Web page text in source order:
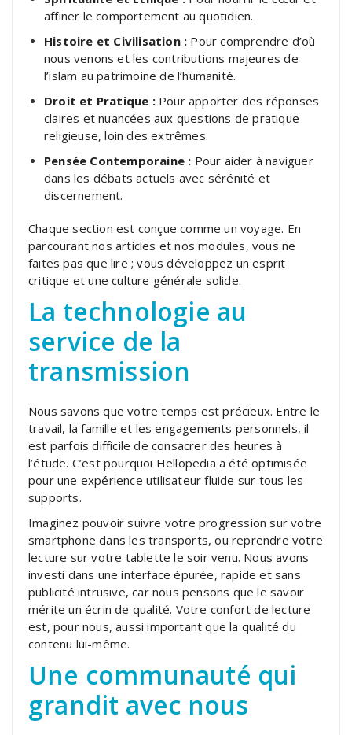
affiner le comportement au quotidien.
Histoire et Civilisation : Pour comprendre d’où
nous venons et les contributions majeures de
l’islam au patrimoine de l’humanité.
Droit et Pratique :Pour apporter des réponses
claires et nuancées aux questions de pratique
religieuse, loin des extrêmes.
Pensée Contemporaine : Pour aider à naviguer
dans les débats actuels avec sérénité et
discernement.
Chaque section est conçue comme un voyage. En
parcourant nos articles et nos modules, vous ne
faites pas que lire ; vous développez un esprit
critique et une culture générale solide.
La technologie au
service de la
transmission
Nous savons que votre temps est précieux. Entre le
travail, la famille et les engagements personnels, il
est parfois difficile de consacrer des heures à
l’étude. C’est pourquoi Hellopedia a été optimisée
pour une expérience utilisateur fluide sur tous les
supports.
Imaginez pouvoir suivre votre progression sur votre
smartphone dans les transports, ou reprendre votre
lecture sur votre tablette le soir venu. Nous avons
investi dans une interface épurée, rapide et sans
publicité intrusive, car nous pensons que le savoir
mérite un écrin de qualité. Votre confort de lecture
est, pour nous, aussi important que la qualité du
contenu lui-même.
Une communauté qui
grandit avec nous